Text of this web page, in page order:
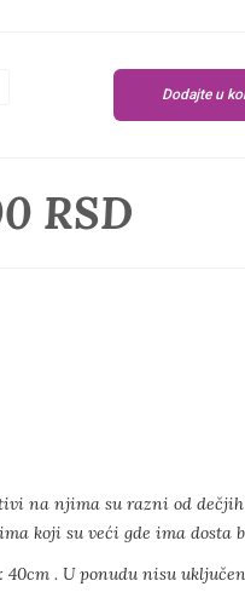
Dodajte u
RSD
na njima su razni od
koji su veći gde ima dosta
. U ponudu nisu